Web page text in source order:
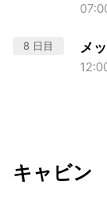
8 日目 メ
キャビン